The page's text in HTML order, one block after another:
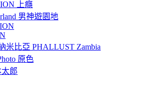
上癮
男神遊園地
米比亞 PHALLUST Zambia
原色
太郎